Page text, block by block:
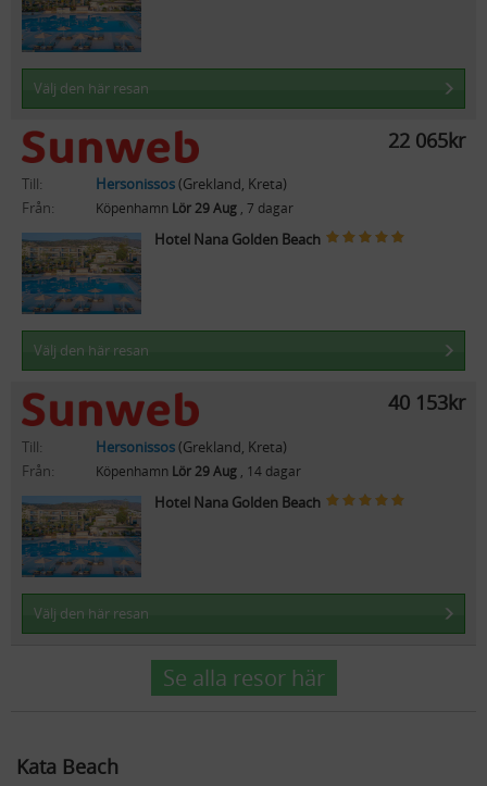
Välj den här resan
22 065kr
Till: Hersonissos(Grekland, Kreta)
Från:
Köpenhamn Lör 29 Aug , 7 dagar
Hotel Nana Golden Beach
Välj den här resan
40 153kr
Till: Hersonissos(Grekland, Kreta)
Från:
Köpenhamn Lör 29 Aug , 14 dagar
Hotel Nana Golden Beach
Välj den här resan
Se alla resor här
Kata Beach